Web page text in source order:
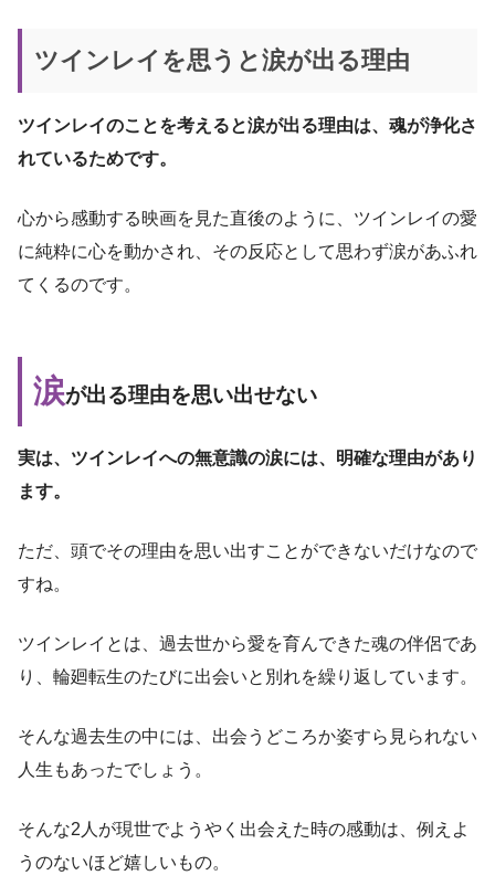
ツインレイを思うと涙が出る理由
ツインレイのことを考えると涙が出る理由は、魂が浄化さ
れているためです。
心から感動する映画を見た直後のように、ツインレイの愛
に純粋に心を動かされ、その反応として思わず涙があふれ
てくるのです。
涙が出る理由を思い出せない
実は、ツインレイへの無意識の涙には、明確な理由があり
ます。
ただ、頭でその理由を思い出すことができないだけなので
すね。
ツインレイとは、過去世から愛を育んできた魂の伴侶であ
り、輪廻転生のたびに出会いと別れを繰り返しています。
そんな過去生の中には、出会うどころか姿すら見られない
人生もあったでしょう。
そんな2人が現世でようやく出会えた時の感動は、例えよ
うのないほど嬉しいもの。